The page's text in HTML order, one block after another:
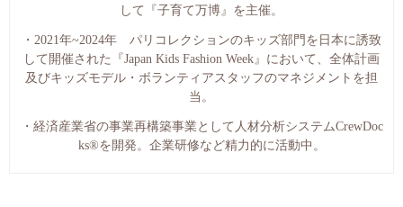
して『子育て万博』を主催。
・2021年~2024年 パリコレクションのキッズ部門を日本に誘致
して開催された『Japan Kids Fashion Week』において、全体計画
及びキッズモデル・ボランティアスタッフのマネジメントを担
当。
・経済産業省の事業再構築事業として人材分析システムCrewDoc
ks®︎を開発。企業研修など精力的に活動中。